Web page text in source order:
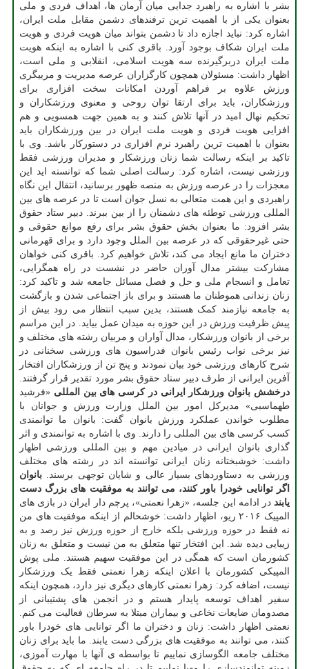
بشر با اشاره به راهبرد جدایی میان آرمان ها، اهداف فردی و ملی
بعنوان یکی از با اهمیت ترین ترفندهای دشمن مقابل ملت ایران،
اشاره کرد: نباید اجازه داد تا دشمن بتواند میان هویت فردی و هویت
ملت ایران شکاف بوجود آورد. باقری کنی با اشاره به اینکه هویت
ملت ایران دربرگیرنده سه هویت اسلامی، انقلابی و ملی است،
اظهار داشت: مسئولان همچون کارگزاران عرصه مدیریت و مربیگری
ورزش علاوه بر فراهم آوردن امکانات سخت افزاری برای
ورزشکاران، باید برای ارتقا توان روحی و معنوی ورزشکاران و
تحکیم نهال امید در آنها تلاش کنند و به همین جهت همسویی و هم
افزایی هویت فردی و هویت ملت ایران در بین ورزشکاران باید
بعنوان با اهمیت ترین راهبرد نرم افزاری در دستورکار باشد. وی با
تاکید بر اینکه رسالت شما زنان ورزشکار و مدیران ورزشی فقط
ورزشی نیست، اشاره کرد: رسالت اصلی شما که توانسته اید این
معجزات را در عرصه ورزش به منصه ظهور برسانید، انتقال این نگاه
راهبردی و این همت متعالی به نسل جوان است تا در عرصه های بین
المللی ورزشی توطئه های دشمنان را از بین ببرند. دبیر ستاد حقوق
بشر افزود: ما بعنوان بخش حقوق بشر برای رفع موانع حقوقی و
حتی غیرحقوقی که در عرصه بین الملل وجود دارد و برای قهرمانی
دختران ما مانع ایجاد می کند، تلاش خواهیم کرد. باقری کنی خواهان
مشارکت بیشتر مدال آوران حاضر در نشست در راه همگرایی،
تعامل و انسجام ملی و حل و فصل مسائل جامعه شد و تاکید کرد:
زنان زندانی هموطنان ما هستند و برای باز اجتماعی شدن و بازگشت
به جامعه نیازمند کمک هستند، بدین سبب انتظار می رود بیش از
پیش ظرفیت ورزش در این حوزه به میدان عمل بیاید. در این مراسم
برخی از بانوان ورزشکار، مدال آواران و مربیان رشته های مختلف و
نیز برخی نواب رئیس بانوان فدراسیون های ورزشی سخنانی در
شرح کارهای ورزشی خود بیان نمودند و پنج تن از ورزشکاران افتخار
آفرین ایرانی از طرف دبیر ستاد حقوق بشر مورد تقدیر قرار گرفتند.
درخشش بانوان ورزشکار ایرانی در کرسی های بین المللی «فرشید
طهماسبی» مدیرکل امور بین الملل وزارت ورزش و جوانان با
مطلوب خواندن عملکرد ورزش بانوان گفت: بانوان ما توانمندی
کسب کرسی های بین المللی را دارند. وی با اشاره به توانمندی و اثر
گذاری بانوان ایرانی در میادین مهم و بین المللی ورزشی اظهار
داشت: خوشبختانه زنان ایرانی توانسته اند در رشته های مختلف
ورزشی به دستاوردهای بسیار عالی و شایان توجهی برسند. بانوان
اگر توانایی خودرا باور کنند، می توانند به موفقیت های بزرگ دست
یابند در ادامه این جلسه، «زهرا نعمتی»، پرچم دار ایران در بازی های
المپیک ۲۰۱۶ ریو، اظهار داشت: خوشحالم از اینکه موفقیت های من
نه فقط در حوزه ورزشی بلکه خارج از حوزه ورزش نیز رصد و به
زیبایی دیده شد. این افتخار تنها متعلق به من نیست و متعلق به زنان
کشورمان است که همگی در این موفقیت سهیم هستند. ملی پوش
المپیکی کشورمان با اعلان اینکه زهرا نعمتی فقط یک ورزشکار
نیست، اضافه کرد: زهرا نعمتی کارهای دیگری نیز دارد، همچون اینکه
سفیر اهداف توسعه پایدار هستم و در انجمن های پشتیبانی از
مصدومان ضایعات نخاعی و بیماران مبتلا به سرطان فعالیت می کنم.
نعمتی اظهار داشت: زنان و دختران ما اگر توانایی های خودرا باور
کنند، می توانند به موفقیت های بزرگی دست یابند. ما باید برای زنان
مختلف جامعه الگوسازی نماییم تا بواسطه ی آنها با مهارت آموزی،